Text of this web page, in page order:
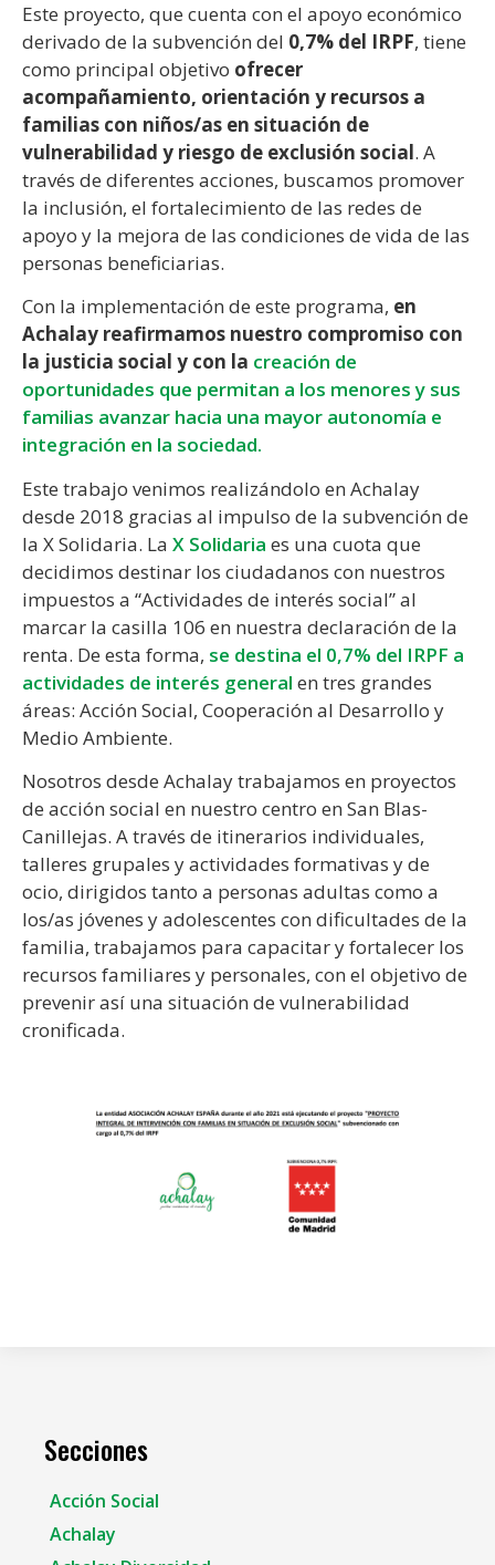
Este proyecto, que cuenta con el apoyo económico
derivado de la subvención del 0,7% del IRPF, tiene
como principal objetivo ofrecer
acompañamiento, orientación y recursos a
familias con niños/as en situación de
vulnerabilidad y riesgo de exclusión social. A
través de diferentes acciones, buscamos promover
la inclusión, el fortalecimiento de las redes de
apoyo y la mejora de las condiciones de vida de las
personas beneficiarias.
Con la implementación de este programa, en
Achalay reafirmamos nuestro compromiso con
la justicia social y con la creación de
oportunidades que permitan a los menores y sus
familias avanzar hacia una mayor autonomía e
integración en la sociedad.
Este trabajo venimos realizándolo en Achalay
desde 2018 gracias al impulso de la subvención de
la X Solidaria. La X Solidaria es una cuota que
decidimos destinar los ciudadanos con nuestros
impuestos a “Actividades de interés social” al
marcar la casilla 106 en nuestra declaración de la
renta. De esta forma, se destina el 0,7% del IRPF a
actividades de interés general en tres grandes
áreas: Acción Social, Cooperación al Desarrollo y
Medio Ambiente.
Nosotros desde Achalay trabajamos en proyectos
de acción social en nuestro centro en San Blas-
Canillejas. A través de itinerarios individuales,
talleres grupales y actividades formativas y de
ocio, dirigidos tanto a personas adultas como a
los/as jóvenes y adolescentes con dificultades de la
familia, trabajamos para capacitar y fortalecer los
recursos familiares y personales, con el objetivo de
prevenir así una situación de vulnerabilidad
cronificada.
Secciones
Acción Social
Achalay